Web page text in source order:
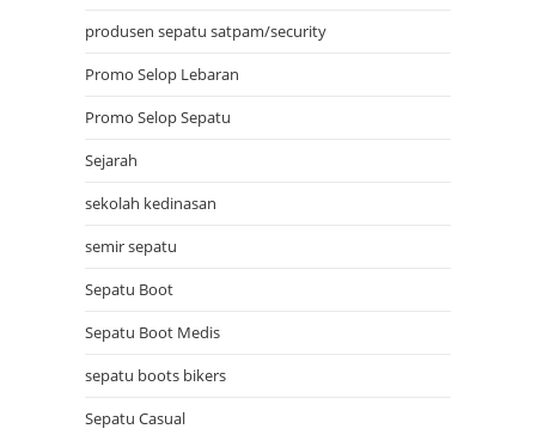
produsen sepatu satpam/security
Promo Selop Lebaran
Promo Selop Sepatu
Sejarah
sekolah kedinasan
semir sepatu
Sepatu Boot
Sepatu Boot Medis
sepatu boots bikers
Sepatu Casual